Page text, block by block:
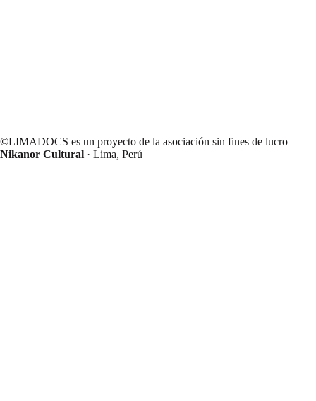
©LIMADOCS es un proyecto de la asociación sin fines de lucro
Nikanor Cultural · Lima, Perú